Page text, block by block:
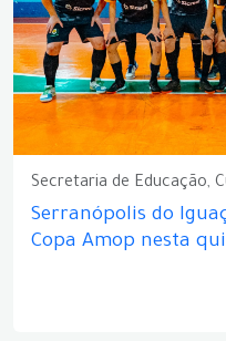
Secretaria de Educação,
Serranópolis do
Copa Amop nesta